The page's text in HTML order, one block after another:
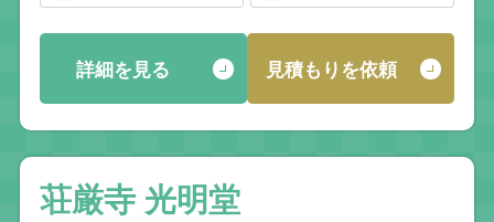
詳細を見る 見積もりを依頼
荘厳寺 光明堂